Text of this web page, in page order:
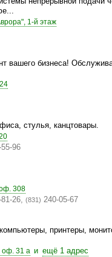
1-й этаж
вашего бизнеса!
стулья, канцтовары.
96
308
26, (831) 240-05-67
принтеры,
оф. 31 а и ещё 1 адрес